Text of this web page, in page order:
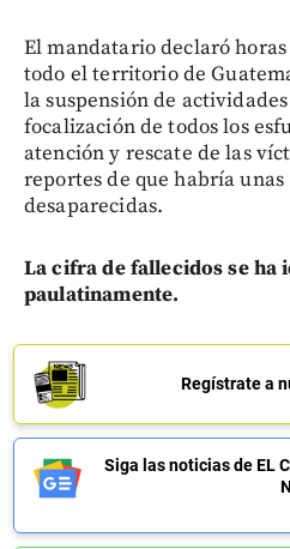
El mandatario declaró
todo el territorio de
la suspensión de
focalización de todos los
atención y rescate de las
reportes de que habría unas
desaparecidas.
La cifra de fallecidos se ha
paulatinamente.
Regístrate a
Siga las noticias de EL